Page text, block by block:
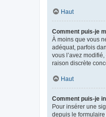
Haut
Comment puis-je
À moins que vous
adéquat, parfois
vous l’avez
raison discrète
Haut
Comment puis-je
Pour insérer une
depuis le